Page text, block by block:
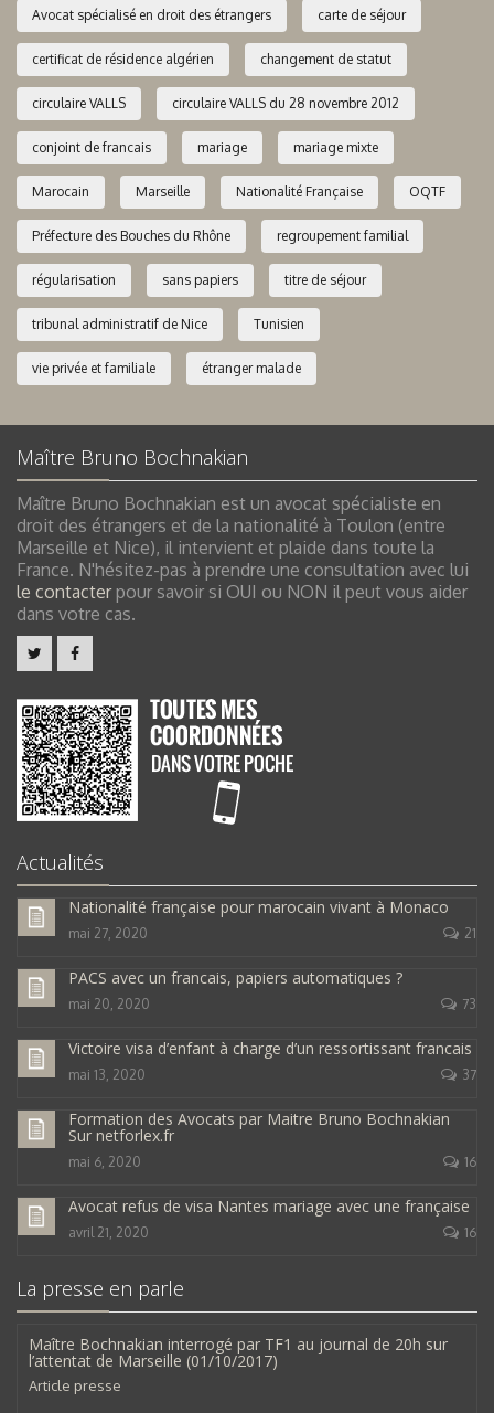
Avocat spécialisé en droit des étrangers carte de séjour
certificat de résidence algérien changement de statut
circulaire VALLS circulaire VALLS du 28 novembre 2012
conjoint de francais mariage mariage mixte
Marocain Marseille Nationalité Française OQTF
Préfecture des Bouches du Rhône regroupement familial
régularisation sans papiers titre de séjour
tribunal administratif de Nice Tunisien
vie privée et familiale étranger malade
Maître Bruno Bochnakian
Maître Bruno Bochnakian est un avocat spécialiste en
droit des étrangers et de la nationalité à Toulon (entre
Marseille et Nice), il intervient et plaide dans toute la
France. N'hésitez-pas à prendre une consultation avec lui
le contacterpour savoir si OUI ou NON il peut vous aider
dans votre cas.
Actualités
Nationalité française pour marocain vivant à Monaco
mai 27, 2020 21
PACS avec un francais, papiers automatiques ?
mai 20, 2020 73
Victoire visa d’enfant à charge d’un ressortissant francais
mai 13, 2020 37
Formation des Avocats par Maitre Bruno Bochnakian
Sur netforlex.fr
mai 6, 2020 16
Avocat refus de visa Nantes mariage avec une française
avril 21, 2020 16
La presse en parle
Maître Bochnakian interrogé par TF1 au journal de 20h sur
l’attentat de Marseille (01/10/2017)
Article presse